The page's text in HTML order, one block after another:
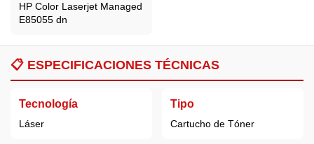
HP Color Laserjet Managed
E85055 dn
📋 ESPECIFICACIONES TÉCNICAS
Tecnología
Láser
Tipo
Cartucho de Tóner